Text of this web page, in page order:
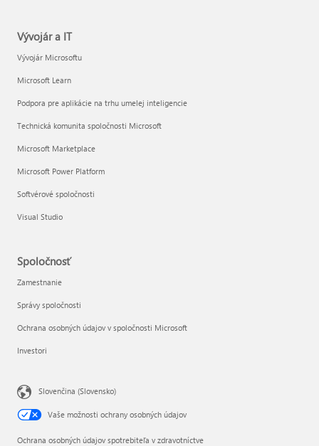
Vývojár a IT
Vývojár Microsoftu
Microsoft Learn
Podpora pre aplikácie na trhu umelej inteligencie
Technická komunita spoločnosti Microsoft
Microsoft Marketplace
Microsoft Power Platform
Softvérové spoločnosti
Visual Studio
Spoločnosť
Zamestnanie
Správy spoločnosti
Ochrana osobných údajov v spoločnosti Microsoft
Investori
Slovenčina (Slovensko)
Vaše možnosti ochrany osobných údajov
Ochrana osobných údajov spotrebiteľa v zdravotníctve